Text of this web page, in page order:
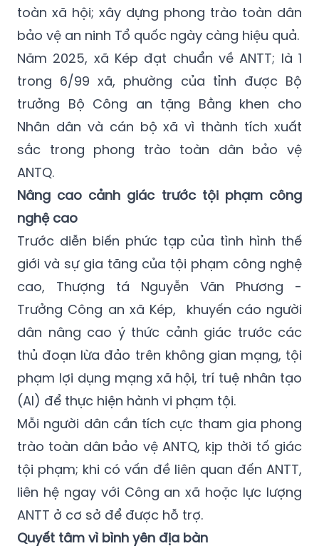
toàn xã hội; xây dựng phong trào toàn dân
bảo vệ an ninh Tổ quốc ngày càng hiệu quả.
Năm 2025, xã Kép đạt chuẩn về ANTT; là 1
trong 6/99 xã, phường của tỉnh được Bộ
trưởng Bộ Công an tặng Bằng khen cho
Nhân dân và cán bộ xã vì thành tích xuất
sắc trong phong trào toàn dân bảo vệ
ANTQ.
Nâng cao cảnh giác trước tội phạm công
nghệ cao
Trước diễn biến phức tạp của tình hình thế
giới và sự gia tăng của tội phạm công nghệ
cao, Thượng tá Nguyễn Văn Phương -
Trưởng Công an xã Kép, khuyến cáo người
dân nâng cao ý thức cảnh giác trước các
thủ đoạn lừa đảo trên không gian mạng, tội
phạm lợi dụng mạng xã hội, trí tuệ nhân tạo
(AI) để thực hiện hành vi phạm tội.
Mỗi người dân cần tích cực tham gia phong
trào toàn dân bảo vệ ANTQ, kịp thời tố giác
tội phạm; khi có vấn đề liên quan đến ANTT,
liên hệ ngay với Công an xã hoặc lực lượng
ANTT ở cơ sở để được hỗ trợ.
Quyết tâm vì bình yên địa bàn